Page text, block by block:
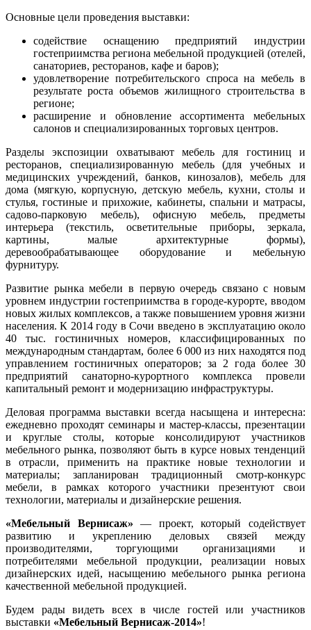
Основные цели проведения выставки:
содействие оснащению предприятий индустрии
гостеприимства региона мебельной продукцией (отелей,
санаториев, ресторанов, кафе и баров);
удовлетворение потребительского спроса на мебель в
результате роста объемов жилищного строительства в
регионе;
расширение и обновление ассортимента мебельных
салонов и специализированных торговых центров.
Разделы экспозиции охватывают мебель для гостиниц и
ресторанов, специализированную мебель (для учебных и
медицинских учреждений, банков, кинозалов), мебель для
дома (мягкую, корпусную, детскую мебель, кухни, столы и
стулья, гостиные и прихожие, кабинеты, спальни и матрасы,
садово-парковую мебель), офисную мебель, предметы
интерьера (текстиль, осветительные приборы, зеркала,
картины, малые архитектурные формы),
деревообрабатывающее оборудование и мебельную
фурнитуру.
Развитие рынка мебели в первую очередь связано с новым
уровнем индустрии гостеприимства в городе-курорте, вводом
новых жилых комплексов, а также повышением уровня жизни
населения. К 2014 году в Сочи введено в эксплуатацию около
40 тыс. гостиничных номеров, классифицированных по
международным стандартам, более 6 000 из них находятся под
управлением гостиничных операторов; за 2 года более 30
предприятий санаторно-курортного комплекса провели
капитальный ремонт и модернизацию инфраструктуры.
Деловая программа выставки всегда насыщена и интересна:
ежедневно проходят семинары и мастер-классы, презентации
и круглые столы, которые консолидируют участников
мебельного рынка, позволяют быть в курсе новых тенденций
в отрасли, применить на практике новые технологии и
материалы; запланирован традиционный смотр-конкурс
мебели, в рамках которого участники презентуют свои
технологии, материалы и дизайнерские решения.
«Мебельный Вернисаж» — проект, который содействует
развитию и укреплению деловых связей между
производителями, торгующими организациями и
потребителями мебельной продукции, реализации новых
дизайнерских идей, насыщению мебельного рынка региона
качественной мебельной продукцией.
Будем рады видеть всех в числе гостей или участников
выставки «Мебельный Вернисаж-2014»!